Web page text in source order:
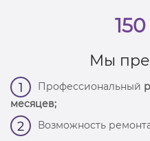
Мы
1 Профессиональный
месяцев;
2 Возможность